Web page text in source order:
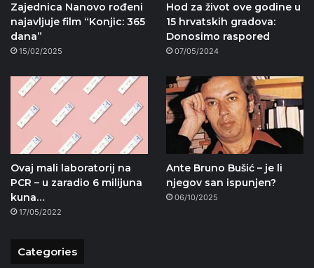
Zajednica Nanovo rođeni
najavljuje film “Konjic: 365
dana”
15/02/2025
Hod za život ove godine u
15 hrvatskih gradova:
Donosimo raspored
07/05/2024
Ovaj mali laboratorij na
PCR – u zaradio 6 milijuna
kuna…
17/05/2022
Ante Bruno Bušić – je li
njegov san ispunjen?
06/10/2025
Categories